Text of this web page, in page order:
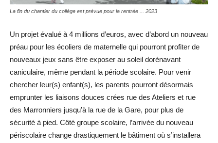
La fin du chantier du collège est prévue pour la rentrée ... 2023
Un projet évalué à 4 millions d’euros, avec d’abord un nouveau
préau pour les écoliers de maternelle qui pourront profiter de
nouveaux jeux sans être exposer au soleil dorénavant
caniculaire, même pendant la période scolaire. Pour venir
chercher leur(s) enfant(s), les parents pourront désormais
emprunter les liaisons douces crées rue des Ateliers et rue
des Marronniers jusqu’à la rue de la Gare, pour plus de
sécurité à pied. Côté groupe scolaire, l’arrivée du nouveau
périscolaire change drastiquement le bâtiment où s’installera